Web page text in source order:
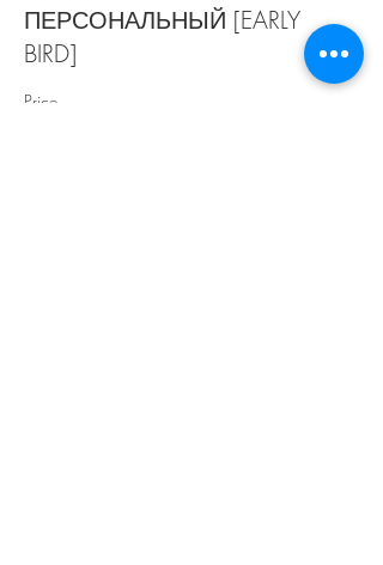
ПЕРСОНАЛЬНЫЙ [EARLY
BIRD]
Price